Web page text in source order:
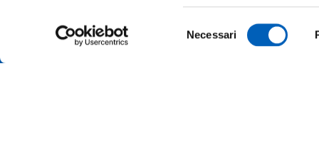
del
Necessari
Via Università, 12 - I 43121 Parma